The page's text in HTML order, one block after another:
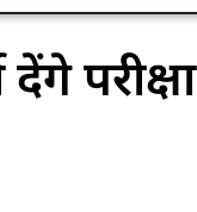
परीक्षा